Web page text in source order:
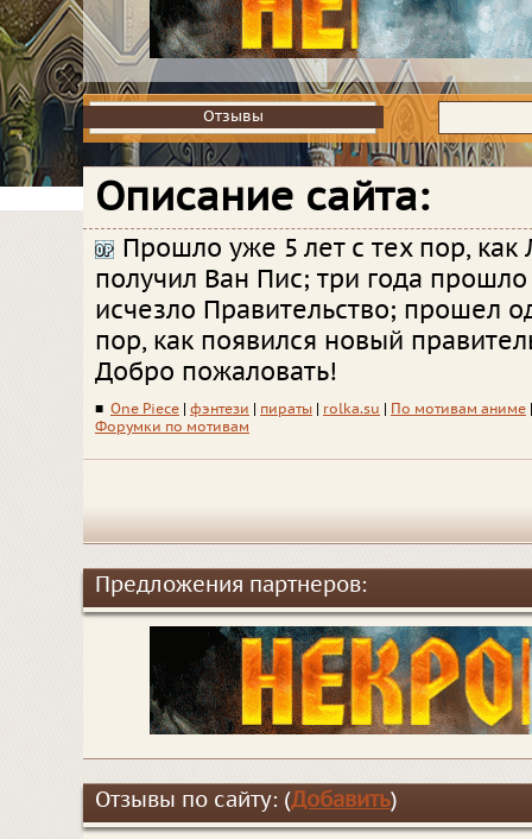
Отзывы
Отзывы
Описание сайта:
Прошло уже 5 лет с тех пор,
получил Ван Пис; три года прошло
исчезло Правительство; прошел
пор, как появился новый
Добро пожаловать!
■ One Piece фэнтези пираты rolka.su По мотивам аниме
Форумки по мотивам
Предложения партнеров:
Отзывы по сайту: (Добавить)